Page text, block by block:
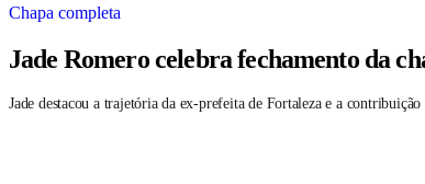
Chapa completa
Jade Romero celebra fechamento da
Jade destacou a trajetória da ex-prefeita de Fortaleza e a contribuição